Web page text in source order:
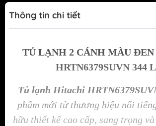
Thông tin chi tiết
TỦ LẠNH 2 CÁNH MÀU
HRTN6379SUVN 344
Tủ lạnh Hitachi
phẩm mới từ thương hiệu nổi
hữu thiết kế cao cấp, sang trọng